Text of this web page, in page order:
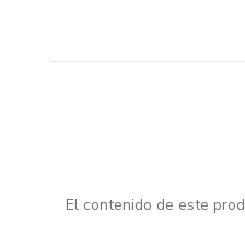
El contenido de este